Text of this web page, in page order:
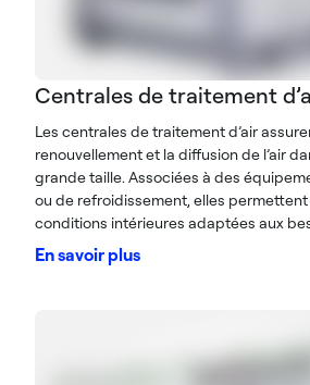
Centrales de traitement
Les centrales de traitement d’air
renouvellement et la diffusion de l’air
grande taille. Associées à des
ou de refroidissement, elles
conditions intérieures adaptées aux
En savoir plus